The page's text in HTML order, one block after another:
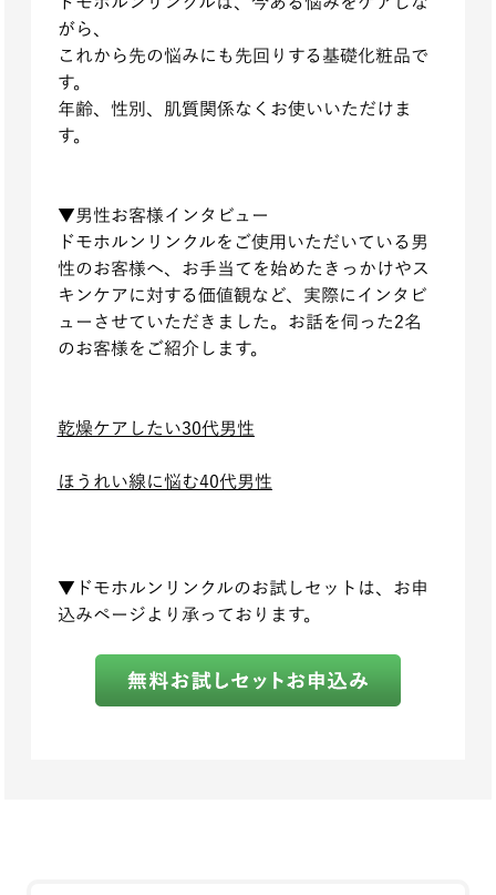
がら、
これから先の悩みにも先回りする基礎化粧品で
す。
年齢、性別、肌質関係なくお使いいただけま
す。
▼男性お客様インタビュー
ドモホルンリンクルをご使用いただいている男
性のお客様へ、お手当てを始めたきっかけやス
キンケアに対する価値観など、実際にインタビ
ューさせていただきました。お話を伺った2名
のお客様をご紹介します。
乾燥ケアしたい30代男性
ほうれい線に悩む40代男性
▼ドモホルンリンクルのお試しセットは、お申
込みページより承っております。